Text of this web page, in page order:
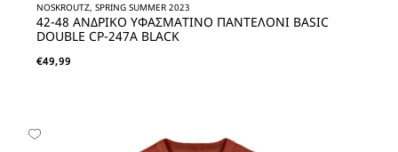
NOSKROUTZ, SPRING SUMMER 2023
42-48 ΑΝΔΡΙΚΟ ΥΦΑΣΜΑΤΙΝΟ ΠΑΝΤΕΛΟΝΙ BASIC
DOUBLE CP-247A BLACK
€49,99